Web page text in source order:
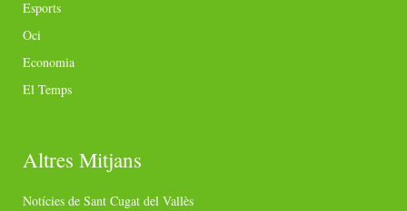
Esports
Oci
Economia
El Temps
Altres Mitjans
Notícies de Sant Cugat del Vallès